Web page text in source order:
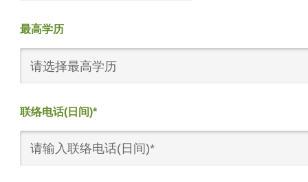
最高学历
请选择最高学历
联络电话(日间)*